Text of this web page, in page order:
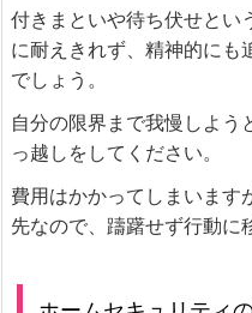
付きまといや待ち伏せとい
に耐えきれず、精神的にも
でしょう。
自分の限界まで我慢しよう
っ越しをしてください。
費用はかかってしまいます
先なので、躊躇せず行動に